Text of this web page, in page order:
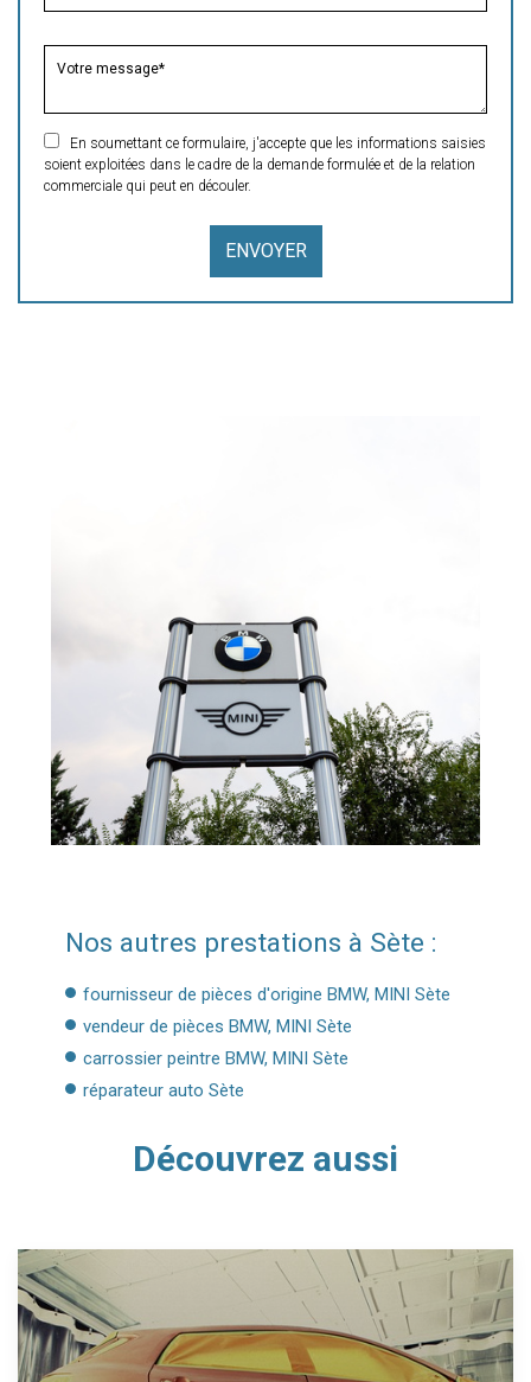
En soumettant ce formulaire, j'accepte que les informations saisies
soient exploitées dans le cadre de la demande formulée et de la relation
commerciale qui peut en découler.
Nos autres prestations à Sète :
fournisseur de pièces d'origine BMW, MINI Sète
vendeur de pièces BMW, MINI Sète
carrossier peintre BMW, MINI Sète
réparateur auto Sète
Découvrez aussi